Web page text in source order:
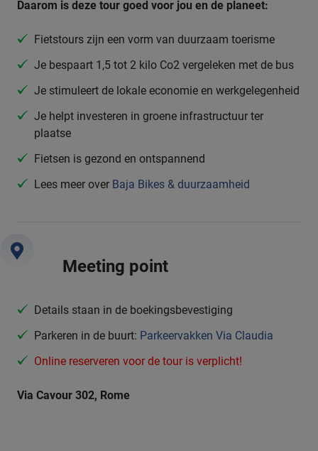
Daarom is deze tour goed voor jou en de planeet:
Fietstours zijn een vorm van duurzaam toerisme
Je bespaart 1,5 tot 2 kilo Co2 vergeleken met de bus
Je stimuleert de lokale economie en werkgelegenheid
Je helpt investeren in groene infrastructuur ter
plaatse
Fietsen is gezond en ontspannend
Lees meer over Baja Bikes & duurzaamheid
Meeting point
Details staan in de boekingsbevestiging
Parkeren in de buurt: Parkeervakken Via Claudia
Online reserveren voor de tour is verplicht!
Via Cavour 302, Rome